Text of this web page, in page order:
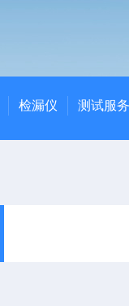
检漏仪 测试服务